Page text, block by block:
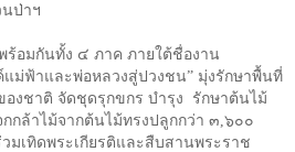
นป่าฯ
ร้อมกันทั้ง ๔ ภาค ภายใต้ชื่องาน
ม่ฟ้าและพ่อหลวงสู่ปวงชน” มุ่งรักษาพื้นที่
องชาติ จัดชุดรุกขกร บำรุง รักษาต้นไม้
กล้าไม้จากต้นไม้ทรงปลูกกว่า ๓,๖๐๐
เทิดพระเกียรติและสืบสานพระราช